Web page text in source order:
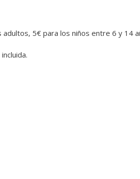
5€ para los niños entre 6 y 14